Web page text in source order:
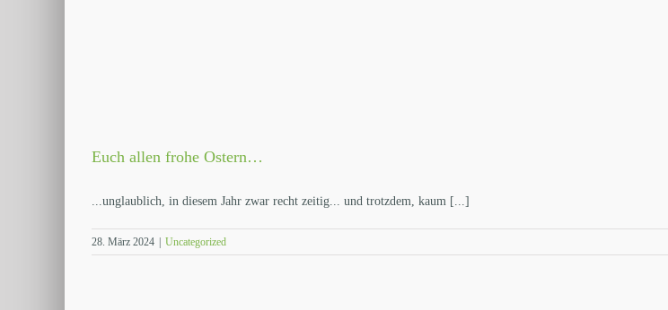
Euch allen frohe Ostern…
...unglaublich, in diesem Jahr zwar recht zeitig... und trotzdem, kaum [...]
28. März 2024 Uncategorized